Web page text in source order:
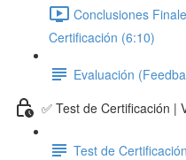
Conclusiones
Certificación (6:10)
Evaluación
✅ Test de Certificación |
Test de